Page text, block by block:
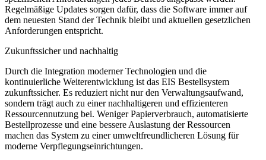
Regelmäßige Updates sorgen dafür, dass die Software immer auf
dem neuesten Stand der Technik bleibt und aktuellen gesetzlichen
Anforderungen entspricht.
Zukunftssicher und nachhaltig
Durch die Integration moderner Technologien und die
kontinuierliche Weiterentwicklung ist das EIS Bestellsystem
zukunftssicher. Es reduziert nicht nur den Verwaltungsaufwand,
sondern trägt auch zu einer nachhaltigeren und effizienteren
Ressourcennutzung bei. Weniger Papierverbrauch, automatisierte
Bestellprozesse und eine bessere Auslastung der Ressourcen
machen das System zu einer umweltfreundlicheren Lösung für
moderne Verpflegungseinrichtungen.